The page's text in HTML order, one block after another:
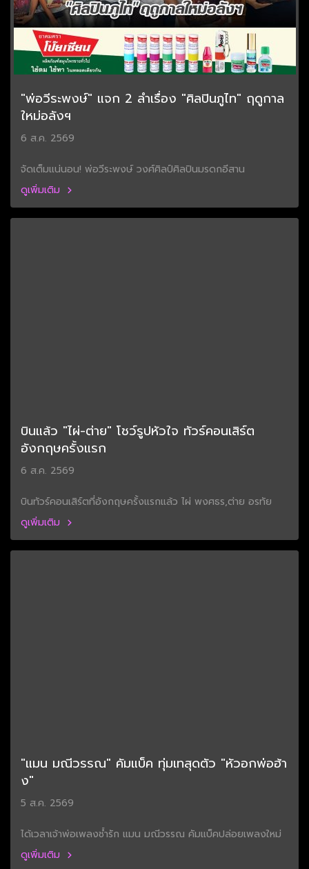
"พ่อวีระพงษ์" แจก 2 ลำเรื่อง "ศิลปินภูไท" ฤดูกาล
ใหม่อลังฯ
6 ส.ค. 2569
จัดเต็มแน่นอน! พ่อวีระพงษ์ วงศ์ศิลป์ศิลปินมรดกอีสาน
ดูเพิ่มเติม
บินแล้ว "ไผ่-ต่าย" โชว์รูปหัวใจ ทัวร์คอนเสิร์ต
อังกฤษครั้งแรก
6 ส.ค. 2569
บินทัวร์คอนเสิร์ตที่อังกฤษครั้งแรกแล้ว ไผ่ พงศธร,ต่าย อรทัย
ดูเพิ่มเติม
"แมน มณีวรรณ" คัมแบ็ค ทุ่มเทสุดตัว "หัวอกพ่อฮ้า
ง"
5 ส.ค. 2569
ได้เวลาเจ้าพ่อเพลงช้ำรัก แมน มณีวรรณ คัมแบ็คปล่อยเพลงใหม่
ดูเพิ่มเติม